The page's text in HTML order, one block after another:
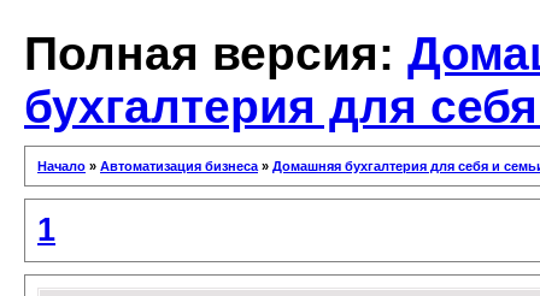
Полная версия:
бухгалтерия для
Начало » Автоматизация бизнеса » Домашняя бухгалтерия для себя и
1